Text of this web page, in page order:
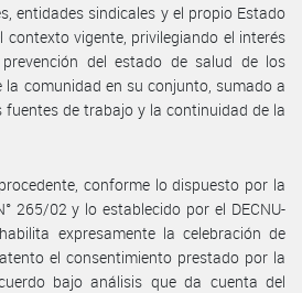
entidades sindicales y el propio Estado
vigente, privilegiando el interés
del estado de salud de los
comunidad en su conjunto, sumado a
fuentes de trabajo y la continuidad de la
conforme lo dispuesto por la
265/02 y lo establecido por el DECNU-
expresamente la celebración de
el consentimiento prestado por la
bajo análisis que da cuenta del